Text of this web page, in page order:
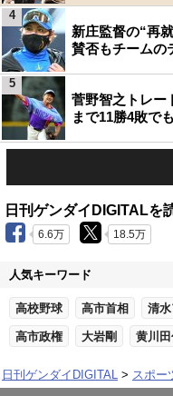
新庄監督の“再
賛否もチームの
4
菅野智之トレー
まで11勝4敗で
5
日刊ゲンダイDIGITALを
6.6万 18.5万
人気キーワード
高校野球 高市首相 清
高市政権 大岩剛 黄川
日刊ゲンダイDIGITAL スポー